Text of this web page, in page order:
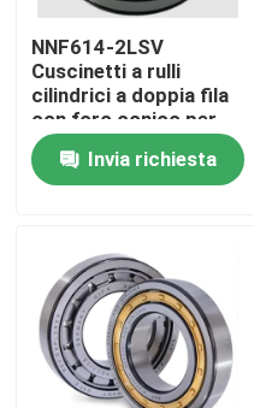
Controllo della qualità
Notizie
Casi
Cuscinetto a rulli
cuscinetti a rulli
NNF614-2LSV
Cuscinetti a rulli
cilindrici a doppia fila
con foro conico per
macchine per la
lavorazione alimentare
Invia richiesta